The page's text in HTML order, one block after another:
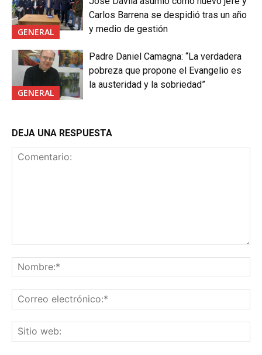
GENERAL
Carlos Barrena se despidió tras un año
y medio de gestión
GENERAL
Padre Daniel Camagna: “La verdadera
pobreza que propone el Evangelio es
la austeridad y la sobriedad”
DEJA UNA RESPUESTA